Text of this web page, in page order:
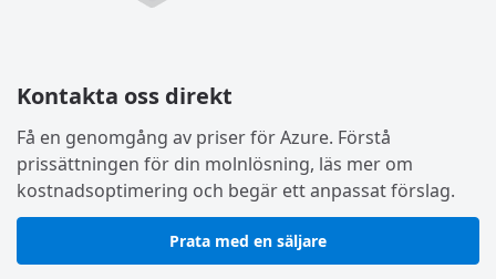
Kontakta oss direkt
Få en genomgång av priser för Azure. Förstå
prissättningen för din molnlösning, läs mer om
kostnadsoptimering och begär ett anpassat förslag.
Prata med en säljare